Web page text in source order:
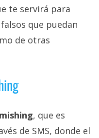
te servirá para
que puedan
de otras
, que es
de SMS, donde el